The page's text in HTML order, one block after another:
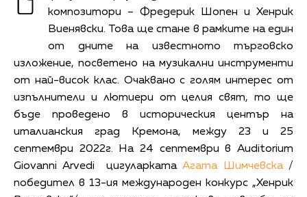
композитори – Фредерик Шопен и Хенрик
Виенявски. Това ще стане в рамките на един
от дните на известното търговско
изложение, посветено на музикални инструменти
от най-висок клас. Очаквано с голям интерес от
изпълнители и лютиери от целия свят, то ще
бъде проведено в историческия център на
италианския град Кремона, между 23 и 25
септември 2022г. На 24 септември в Auditorium
Giovanni Arvedi цигуларкатаАгата Шимчевска/
победител в 13-ия международен конкурс „Хенрик